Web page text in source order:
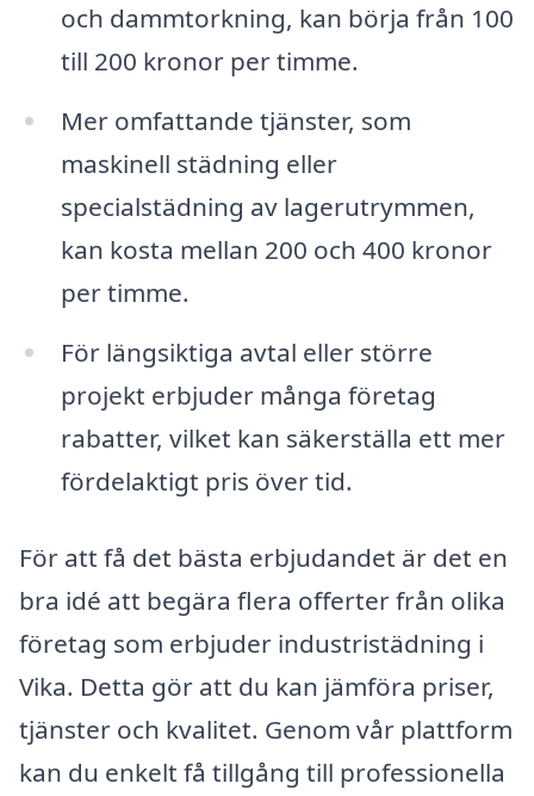
och dammtorkning, kan börja från 100
till 200 kronor per timme.
Mer omfattande tjänster, som
maskinell städning eller
specialstädning av lagerutrymmen,
kan kosta mellan 200 och 400 kronor
per timme.
För längsiktiga avtal eller större
projekt erbjuder många företag
rabatter, vilket kan säkerställa ett mer
fördelaktigt pris över tid.
För att få det bästa erbjudandet är det en
bra idé att begära flera offerter från olika
företag som erbjuder industristädning i
Vika. Detta gör att du kan jämföra priser,
tjänster och kvalitet. Genom vår plattform
kan du enkelt få tillgång till professionella